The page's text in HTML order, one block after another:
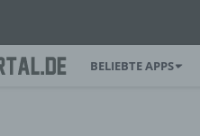
BELIEBTE APPS